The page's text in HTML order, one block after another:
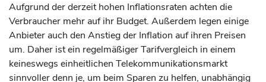
Aufgrund der derzeit hohen Inflationsraten achten die
Verbraucher mehr auf ihr Budget. Außerdem legen einige
Anbieter auch den Anstieg der Inflation auf ihren Preisen
um. Daher ist ein regelmäßiger Tarifvergleich in einem
keineswegs einheitlichen Telekommunikationsmarkt
sinnvoller denn je, um beim Sparen zu helfen, unabhängig